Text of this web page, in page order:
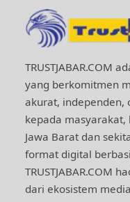
TRUSTJABAR.COM
yang berkomitmen
akurat, independen,
kepada
Jawa Barat dan
format digital
TRUSTJABAR.COM
dari ekosistem